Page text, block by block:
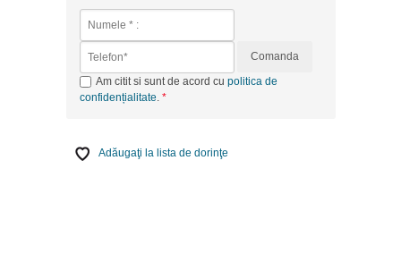
Comanda
Am citit si sunt de acord cu politica de
confidențialitate
Adăugaţi la lista de dorinţe